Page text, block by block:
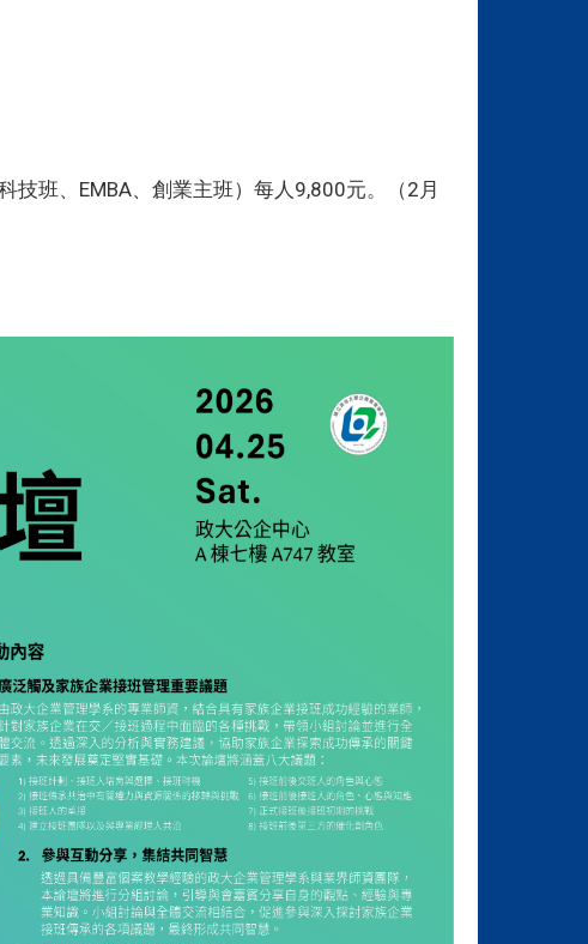
班、EMBA、創業主班）每人9,800元。（2月